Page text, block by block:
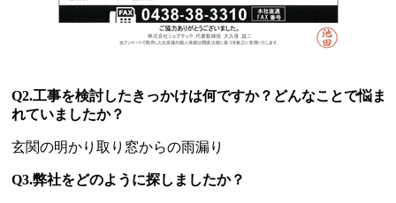
Q2.工事を検討したきっかけは何ですか？どんなことで悩ま
れていましたか？
玄関の明かり取り窓からの雨漏り
Q3.弊社をどのように探しましたか？